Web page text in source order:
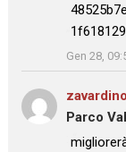
Gen 28,
zavardino
Parco
: “